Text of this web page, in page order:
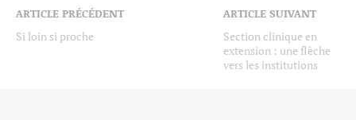
ARTICLE PRÉCÉDENT
Si loin si proche
ARTICLE SUIVANT
Section clinique en
extension : une flèche
vers les institutions